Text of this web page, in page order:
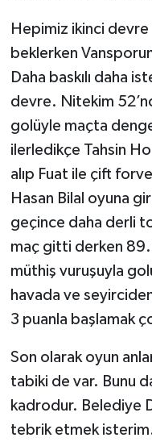
Hepimiz ikinci devre
beklerken
Daha baskılı daha
devre. Nitekim
golüyle maçta
ilerledikçe Tahsin
alıp Fuat ile çift
Hasan Bilal oyuna
geçince daha derli
maç gitti derken
müthiş vuruşuyla
havada ve
3 puanla başlamak
Son olarak oyun
tabiki de var. Bunu
kadrodur. Belediye
tebrik etmek